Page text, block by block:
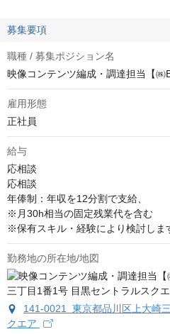
募集要項
職種 / 募集ポジション名
映像コンテンツ編成・調達担当【㈱
雇用形態
正社員
給与
応相談
応相談
年俸制：年収を12分割で支給、
※月30h相当の固定残業代を含む
※保有スキル・経験により検討しま
勤務地の所在地/地図
141-0021 東京都品川区上大崎
クエア